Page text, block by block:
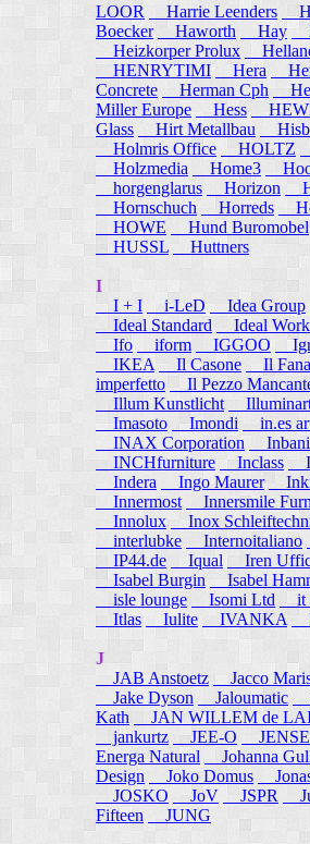
LOOR
Harrie Leenders
Boecker
Haworth Hay
Heizkorper Prolux
HENRYTIMI
Hera
Concrete
Herman Cph
Miller Europe
Hess
Glass
Hirt Metallbau
Holmris Office
HOLTZ
Holzmedia
Home3
horgenglarus
Horizon
Hornschuch
Horreds
HOWE
Hund Buromobel
HUSSL
Huttners
I
I + I
i-LeD Idea Group
Ideal Standard
Ideal Work
Ifo
iform IGGOO
IKEA
Il Casone Il
imperfetto
Il Pezzo
Illum Kunstlicht
Imasoto
Imondi in.es
INAX Corporation
Inbani
INCHfurniture
Inclass
Indera
Ingo Maurer
Innermost
Innersmile
Innolux
Inox
interlubke
Internoitaliano
IP44.de
Iqual Iren
Isabel Burgin
Isabel
isle lounge
Isomi Ltd it
Itlas
Iulite IVANKA
J
JAB Anstoetz
Jacco
Jake Dyson
Jaloumatic
Kath
JAN WILLEM de
jankurtz JEE-O
Energa Natural
Johanna
Design
Joko Domus
JOSKO
JoV JSPR
Fifteen
JUNG